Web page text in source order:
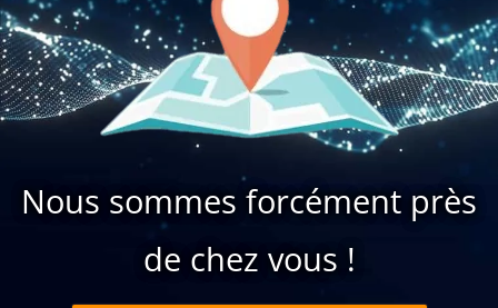
Nous sommes forcément près
de chez vous !